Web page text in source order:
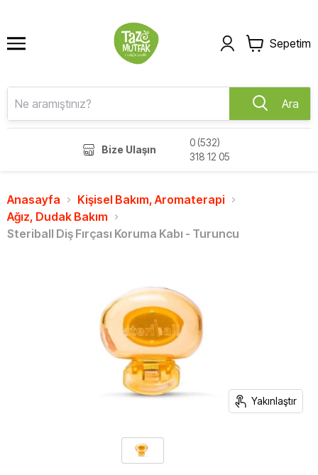
Sepetim
Ara
Bize Ulaşın
0 (532)
318 12 05
Anasayfa
Kişisel Bakım, Aromaterapi
Ağız, Dudak Bakım
Steriball Diş Fırçası Koruma Kabı - Turuncu
Yakınlaştır